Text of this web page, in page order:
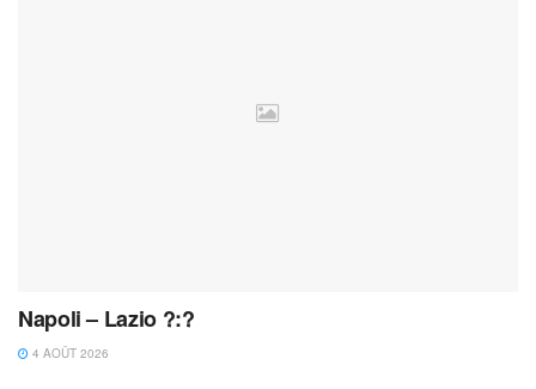
Napoli – Lazio ?:?
4 AOÛT 2026